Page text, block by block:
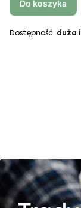
Do koszyka
Dostępność: duża